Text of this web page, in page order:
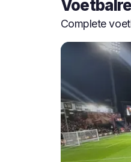
Complete